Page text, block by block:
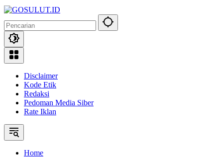
Disclaimer
Kode Etik
Redaksi
Pedoman Media Siber
Rate Iklan
Home